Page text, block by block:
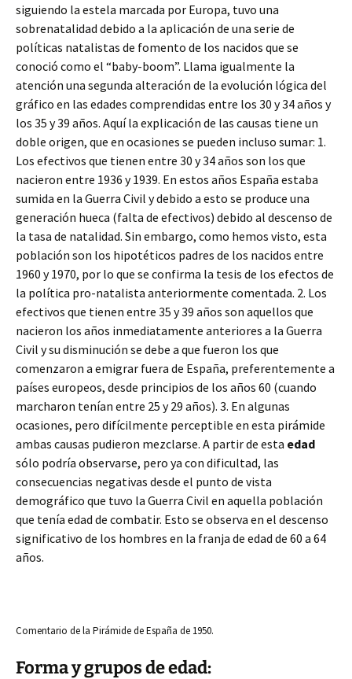
siguiendo la estela marcada por Europa, tuvo una
sobrenatalidad debido a la aplicación de una serie de
políticas natalistas de fomento de los nacidos que se
conoció como el “baby-boom”. Llama igualmente la
atención una segunda alteración de la evolución lógica del
gráfico en las edades comprendidas entre los 30 y 34 años y
los 35 y 39 años. Aquí la explicación de las causas tiene un
doble origen, que en ocasiones se pueden incluso sumar: 1.
Los efectivos que tienen entre 30 y 34 años son los que
nacieron entre 1936 y 1939. En estos años España estaba
sumida en la Guerra Civil y debido a esto se produce una
generación hueca (falta de efectivos) debido al descenso de
la tasa de natalidad. Sin embargo, como hemos visto, esta
población son los hipotéticos padres de los nacidos entre
1960 y 1970, por lo que se confirma la tesis de los efectos de
la política pro-natalista anteriormente comentada. 2. Los
efectivos que tienen entre 35 y 39 años son aquellos que
nacieron los años inmediatamente anteriores a la Guerra
Civil y su disminución se debe a que fueron los que
comenzaron a emigrar fuera de España, preferentemente a
países europeos, desde principios de los años 60 (cuando
marcharon tenían entre 25 y 29 años). 3. En algunas
ocasiones, pero difícilmente perceptible en esta pirámide
ambas causas pudieron mezclarse. A partir de esta edad
sólo podría observarse, pero ya con dificultad, las
consecuencias negativas desde el punto de vista
demográfico que tuvo la Guerra Civil en aquella población
que tenía edad de combatir. Esto se observa en el descenso
significativo de los hombres en la franja de edad de 60 a 64
años.
Comentario de la Pirámide de España de 1950.
Forma y grupos de edad: